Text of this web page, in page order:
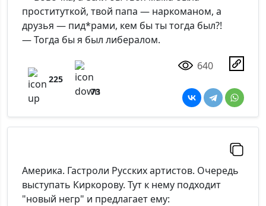
проституткой, твой папа — наркоманом, а
друзья — пид*рами, кем бы ты тогда был?!
— Тогда бы я был либералом.
225
73
640
Америка. Гастроли Русских артистов. Очередь
выступать Киркорову. Тут к нему подходит
"новый негр" и предлагает ему: